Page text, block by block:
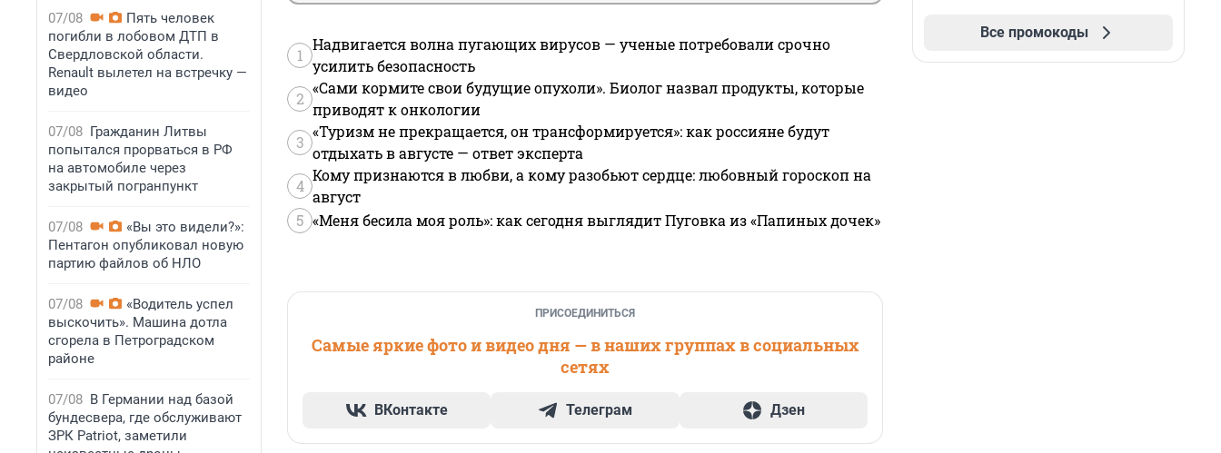
07/08
Пять человек
погибли в лобовом ДТП в
Свердловской области.
Renault вылетел на встречку —
видео
07/08 Гражданин Литвы
попытался прорваться в РФ
на автомобиле через
закрытый погранпункт
07/08
«Вы это видели?»:
Пентагон опубликовал новую
партию файлов об НЛО
07/08
«Водитель успел
выскочить». Машина дотла
сгорела в Петроградском
районе
07/08 В Германии над базой
бундесвера, где обслуживают
ЗРК Patriot, заметили
1
Надвигается волна пугающих вирусов — ученые потребовали срочно
усилить безопасность
2
«Сами кормите свои будущие опухоли». Биолог назвал продукты, которые
приводят к онкологии
3
«Туризм не прекращается, он трансформируется»: как россияне будут
отдыхать в августе — ответ эксперта
4
Кому признаются в любви, а кому разобьют сердце: любовный гороскоп на
август
5 «Меня бесила моя роль»: как сегодня выглядит Пуговка из «Папиных дочек»
ПРИСОЕДИНИТЬСЯ
Самые яркие фото и видео дня — в наших группах в социальных
сетях
ВКонтакте Телеграм Дзен
Все промокоды